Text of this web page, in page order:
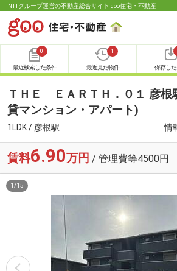
NTTグループ運営の不動産総合サイト goo住宅・不動産
0
最近検索した条件
1
最近見た物件 保存し
ＴＨＥ ＥＡＲＴＨ．０１ 彦根
貸マンション・アパート)
1LDK / 彦根駅 情
賃料6.90万円 / 管理費等4500円
1 /15